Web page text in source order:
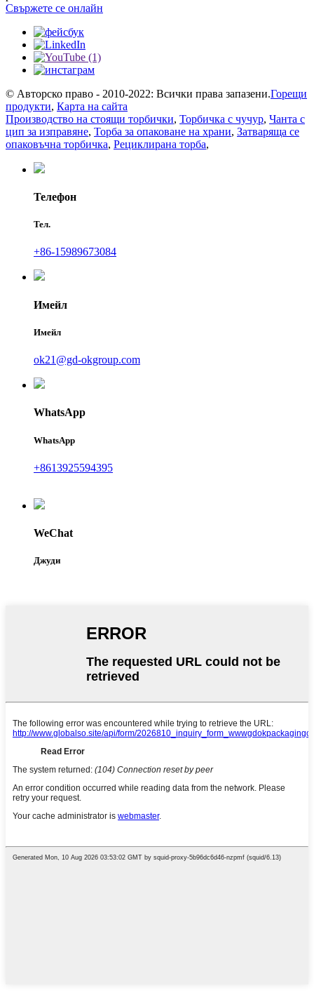
Свържете се онлайн
© Авторско право - 2010-2022: Всички права запазени.Горещи
продукти, Карта на сайта
Производство на стоящи торбички, Торбичка с чучур, Чанта с
цип за изправяне, Торба за опаковане на храни, Затваряща се
опаковъчна торбичка, Рециклирана торба,
Телефон
Тел.
+86-15989673084
Имейл
Имейл
ok21@gd-okgroup.com
WhatsApp
WhatsApp
+8613925594395
WeChat
Джуди